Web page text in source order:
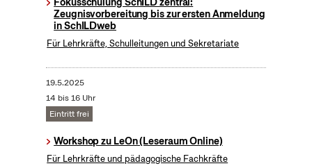
Zeugnisvorbereitung bis zur ersten Anmeldung
in SchILDweb
Für Lehrkräfte, Schulleitungen und Sekretariate
19.5.2025
14 bis 16 Uhr
Eintritt frei
Workshop zu LeOn (Leseraum Online)
Für Lehrkräfte und pädagogische Fachkräfte